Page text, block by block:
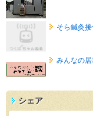
そら鍼灸
みんなの居
シェア